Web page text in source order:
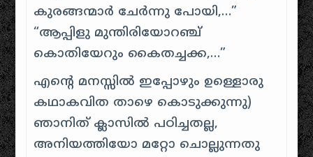
കുരങ്ങന്മാർ ചേർന്നു പോയി,…”
“ആപ്പിളു മുന്തിരിയോറഞ്ച്
കൊതിയേറും കൈതച്ചക്ക,…”
എന്റെ മനസ്സിൽ ഇപ്പോഴും ഉള്ളൊരു
കഥാകവിത താഴെ കൊടുക്കുന്നു)
ഞാനിത് ക്ലാസിൽ പഠിച്ചതല്ല,
അനിയത്തിയോ മറ്റോ ചൊല്ലുന്നതു